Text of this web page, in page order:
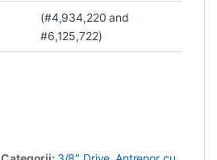
(#4,934,220 and
#6,125,722)